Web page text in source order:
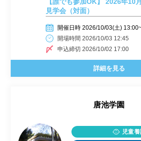
【誰でも参加OK】 2026年10
見学会（対面）
開催日時 2026/10/03(土)
開場時間 2026/10/03 12:45
申込締切 2026/10/02 17:00
詳細を見る
唐池学園
児童